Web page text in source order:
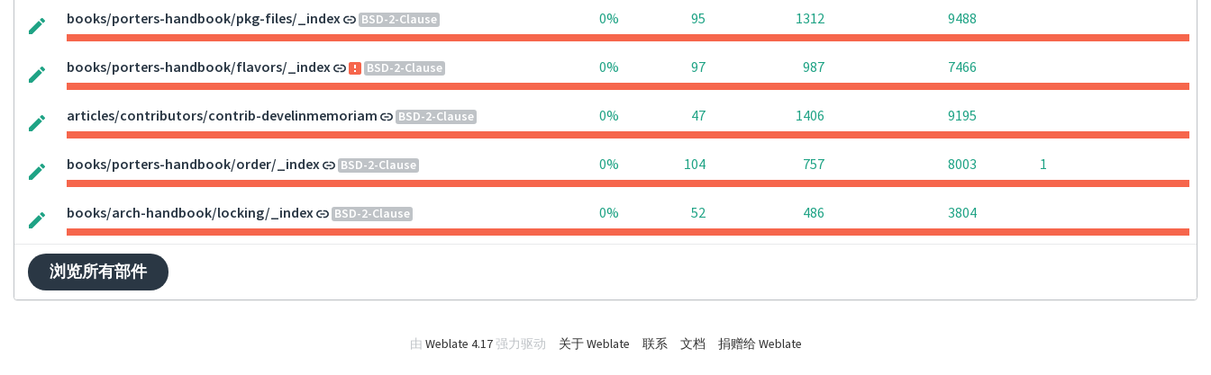
books/porters-handbook/pkg-files/_index BSD-2-Clause 0% 95 1312 9488
books/porters-handbook/flavors/_index BSD-2-Clause 0% 97 987 7466
articles/contributors/contrib-develinmemoriam BSD-2-Clause 0% 47 1406 9195
books/porters-handbook/order/_index BSD-2-Clause 0% 104 757 8003 1
books/arch-handbook/locking/_index BSD-2-Clause 0% 52 486 3804
浏览所有部件
由 Weblate 4.17强力驱动 关于 Weblate 联系 文档 捐赠给 Weblate